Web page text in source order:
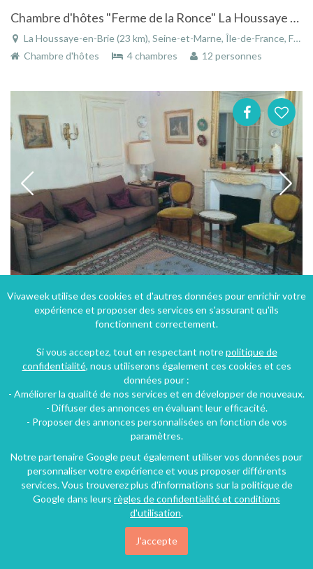
Chambre d'hôtes "Ferme de la Ronce" La Houssaye en Brie en Seine-et-Marne en Île-de-France
La Houssaye-en-Brie (23 km), Seine-et-Marne, Île-de-France, France
Chambre d'hôtes
4 chambres 12 personnes
Appartement
3 chambres 6 personnes
130€/nuit
Vivaweek utilise des cookies et d'autres données pour enrichir votre
expérience et proposer des services en s'assurant qu'ils
fonctionnent correctement.
Si vous acceptez, tout en respectant notrepolitique de
confidentialité, nous utiliserons également ces cookies et ces
données pour :
- Améliorer la qualité de nos services et en développer de nouveaux.
- Diffuser des annonces en évaluant leur efficacité.
- Proposer des annonces personnalisées en fonction de vos
paramètres.
Notre partenaire Google peut également utiliser vos données pour
personnaliser votre expérience et vous proposer différents
services. Vous trouverez plus d'informations sur la politique de
Google dans leurs règles de confidentialité et conditions
d'utilisation.
J'accepte